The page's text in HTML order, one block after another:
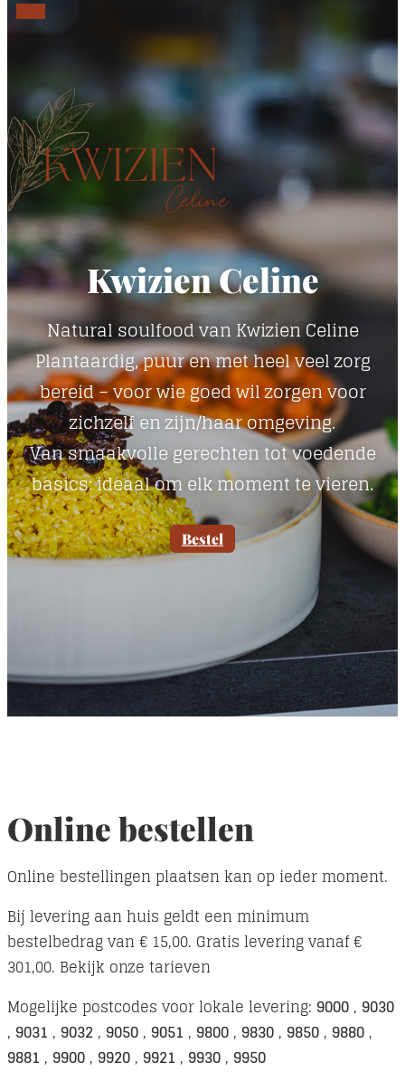
Kwizien Celine
Natural soulfood van Kwizien Celine
Plantaardig, puur en met heel veel zorg
bereid – voor wie goed wil zorgen voor
zichzelf en zijn/haar omgeving.
Van smaakvolle gerechten tot voedende
basics: ideaal om elk moment te vieren.
Bestel
Online bestellen
Online bestellingen plaatsen kan op ieder moment.
Bij levering aan huis geldt een minimum
bestelbedrag van € 15,00. Gratis levering vanaf €
301,00. Bekijk onze tarieven
Mogelijke postcodes voor lokale levering: 9000, 9030
, 9031 , 9032, 9050, 9051 , 9800, 9830, 9850, 9880,
9881 , 9900, 9920, 9921 , 9930, 9950